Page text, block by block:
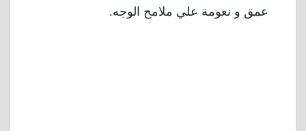
عمق و نعومة علي ملامح الوجه.